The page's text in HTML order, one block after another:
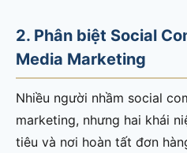
2. Phân biệt Social
Media Marketing
Nhiều người nhầm social
marketing, nhưng hai khái
tiêu và nơi hoàn tất đơn